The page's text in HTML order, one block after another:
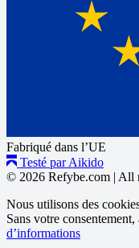
Fabriqué dans l’UE
Testé par Aikido
© 2026 Refybe.com | All
Nous utilisons des
Sans votre
d’informations